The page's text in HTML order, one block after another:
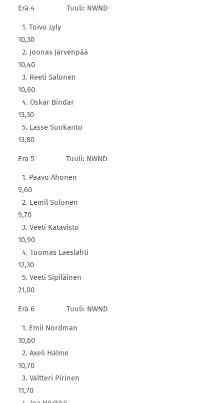
Erä 4 Tuuli: NWND
1. Toivo Lyly
10,30
2. Joonas Järvenpää
10,40
3. Reeti Salonen
10,60
4. Oskar Bindar
13,30
5. Lasse Suokanto
13,80
Erä 5 Tuuli: NWND
1. Paavo Ahonen
9,60
2. Eemil Sulonen
9,70
3. Veeti Katavisto
10,90
4. Tuomas Laeslahti
12,30
5. Veeti Sipiläinen
21,00
Erä 6 Tuuli: NWND
1. Emil Nordman
10,60
2. Axeli Halme
10,70
3. Valtteri Pirinen
11,70